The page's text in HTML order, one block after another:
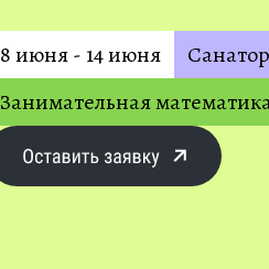
8 июня - 14 июня
Занимательная